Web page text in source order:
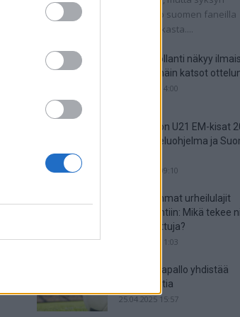
ratkaisuottelut kertovat, onko suomen faneilla
realistista unelmoida kisapaikasta....
Suomi-Hollanti näkyy
TV:stä – näin katsot
06.06.2025 14:00
Jalkapallon U21 EM-kisat
tässä otteluohjelma ja
18.05.2025 09:10
Suosituimmat urheilulajit
vedonlyöntiin: Mikä tekee
niin suosittuja?
05.05.2025 11:03
Miten jalkapallo yhdistää
kansakuntia
25.04.2025 15:57